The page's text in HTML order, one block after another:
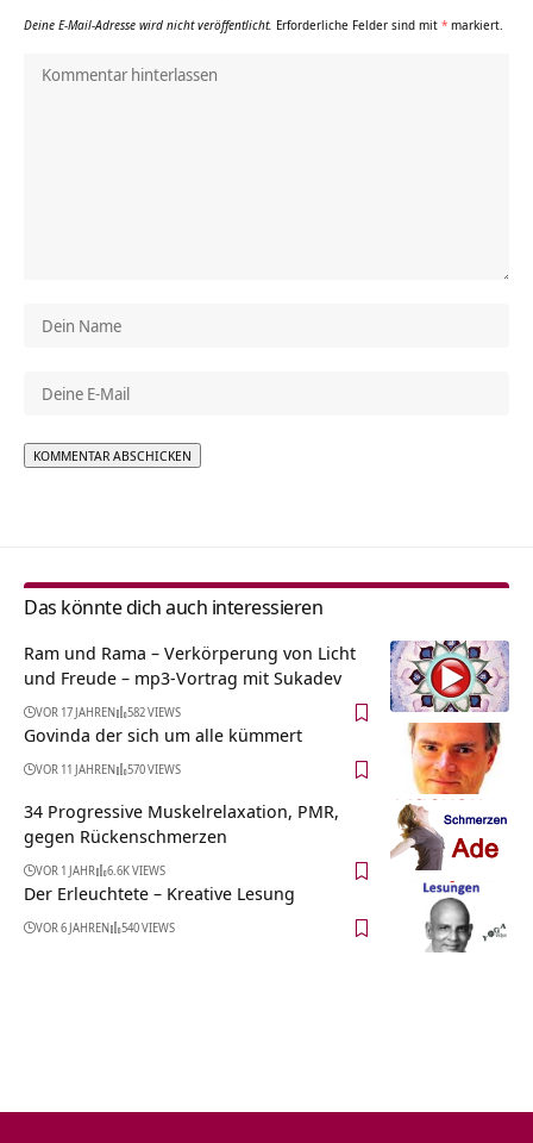
Deine E-Mail-Adresse wird nicht veröffentlicht. Erforderliche Felder sind mit * markiert.
Das könnte dich auch interessieren
Ram und Rama – Verkörperung von Licht
und Freude – mp3-Vortrag mit Sukadev
VOR 17 JAHREN 582 VIEWS
Govinda der sich um alle kümmert
VOR 11 JAHREN 570 VIEWS
34 Progressive Muskelrelaxation, PMR,
gegen Rückenschmerzen
VOR 1 JAHR 6.6K VIEWS
Der Erleuchtete – Kreative Lesung
VOR 6 JAHREN 540 VIEWS